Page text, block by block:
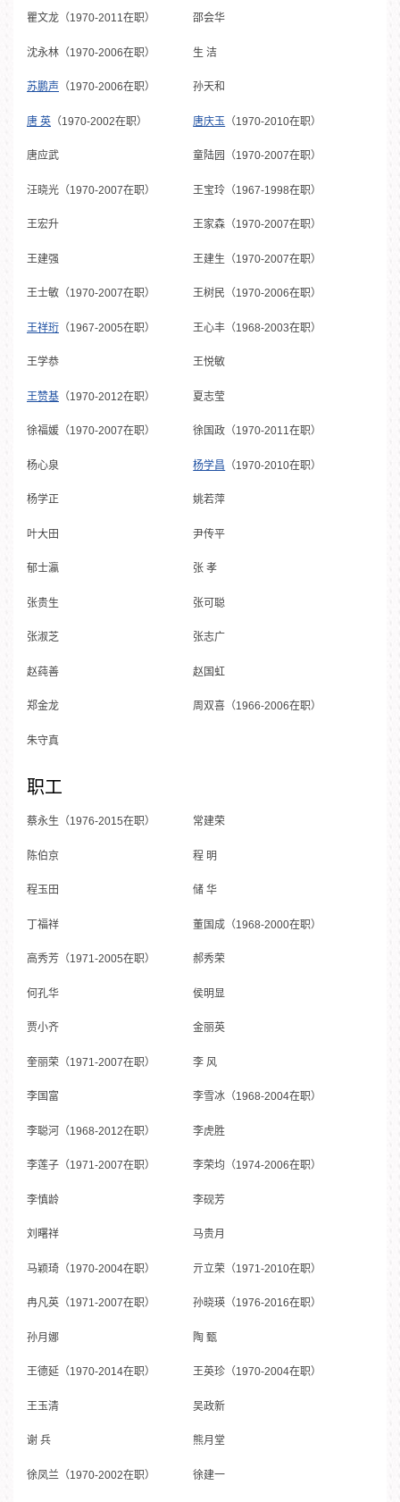
瞿文龙（1970-2011在职） 邵会华
沈永林（1970-2006在职） 生 洁
苏鹏声 （1970-2006在职） 孙天和
唐 英 （1970-2002在职） 唐庆玉 （1970-2010在职）
唐应武 童陆园（1970-2007在职）
汪晓光（1970-2007在职） 王宝玲（1967-1998在职）
王宏升 王家森（1970-2007在职）
王建强 王建生（1970-2007在职）
王士敏（1970-2007在职） 王树民（1970-2006在职）
王祥珩 （1967-2005在职） 王心丰（1968-2003在职）
王学恭 王悦敏
王赞基 （1970-2012在职） 夏志莹
徐福媛（1970-2007在职） 徐国政（1970-2011在职）
杨心泉 杨学昌 （1970-2010在职）
杨学正 姚若萍
叶大田 尹传平
郁士瀛 张 孝
张贵生 张可聪
张淑芝 张志广
赵莼善 赵国虹
郑金龙 周双喜（1966-2006在职）
朱守真
职工
蔡永生（1976-2015在职） 常建荣
陈伯京 程 明
程玉田 储 华
丁福祥 董国成（1968-2000在职）
高秀芳（1971-2005在职） 郝秀荣
何孔华 侯明显
贾小齐 金丽英
奎丽荣（1971-2007在职） 李 风
李国富 李雪冰（1968-2004在职）
李聪河（1968-2012在职） 李虎胜
李莲子（1971-2007在职） 李荣均（1974-2006在职）
李慎龄 李砚芳
刘曙祥 马贵月
马颖琦（1970-2004在职） 亓立荣（1971-2010在职）
冉凡英（1971-2007在职） 孙晓瑛（1976-2016在职）
孙月娜 陶 甄
王德延（1970-2014在职） 王英珍（1970-2004在职）
王玉清 吴政新
谢 兵 熊月堂
徐凤兰（1970-2002在职） 徐建一